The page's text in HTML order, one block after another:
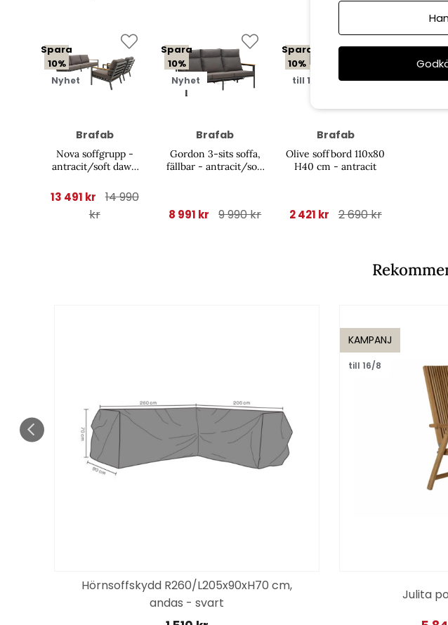
Spara
10%
Nyhet
Brafab
Nova soffgrupp -
antracit/soft dawn
13 491 kr
14 990
kr
Spara
10%
Nyhet
Brafab
Gordon 3-sits soffa,
fällbar - antracit/soft
8 991 kr 9 990 kr
Spara
10%
till 16/8
Brafab
Olive soffbord 110x80
H40 cm - antracit
2 421 kr 2 690 kr
Hörnsoffskydd R260/L205x90xH70 cm,
andas - svart
KAMPANJ
till 16/8
Julita